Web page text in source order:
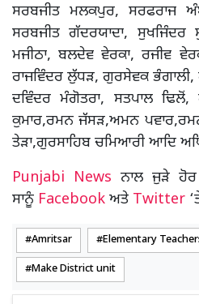
ਸਰਬਜੀਤ ਮਲਕਪੁਰ, ਸਰਫਰਾਜ
ਸਰਬਜੀਤ ਗੱਦਰਯਾਦਾ,
ਮਜੀਠਾ, ਬਲਦੇਵ ਵੇਰਕਾ, ਰਜੀਵ
ਰਾਜਵਿੰਦਰ ਲੁੱਧੜ, ਗੁਰਸੇਵਕ
ਦਵਿੰਦਰ ਮੰਗੋਤਰਾ, ਸਤਪਾਲ ਢਿਲੋਂ,
ਕੁਮਾਰ,ਰਮਨ ਜੱਸੜ,ਅਮਨ
ਤੇੜਾ,ਗੁਰਸਾਹਿਬ ਚਮਿਆਰੀ ਆਦਿ
Punjabi News ਨਾਲ ਜੁੜੇ
ਸਾਨੂੰ Facebook ਅਤੇ Twitter
Amritsar Elementary
Make District unit